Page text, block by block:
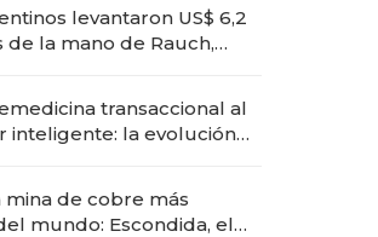
levantaron US$ 6,2
de la mano de Rauch,
transaccional al
inteligente: la evolución
mina de cobre más
mundo: Escondida, el